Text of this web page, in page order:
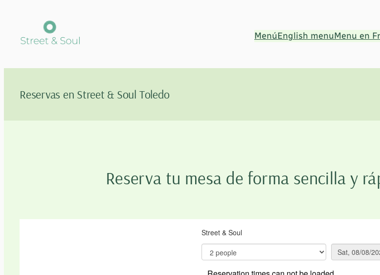
contenido
MenúEnglish menuMenu en
Reservas en Street & Soul Toledo
Reserva tu mesa de forma sencilla y